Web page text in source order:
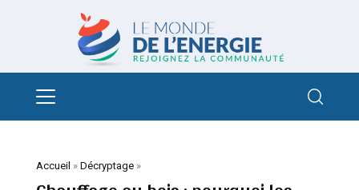
Accueil » Décryptage»